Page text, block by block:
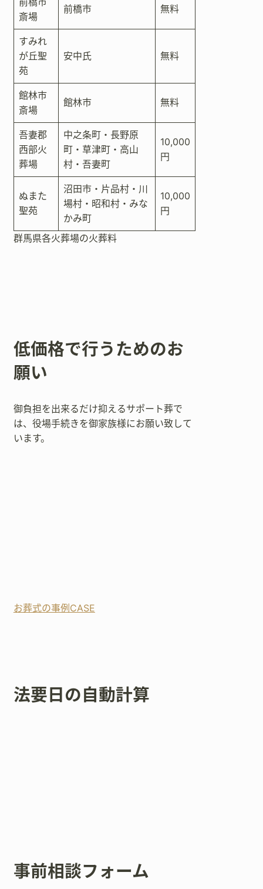
斎場
前橋市 無料
すみれ
が丘聖
苑
安中氏 無料
館林市
斎場
館林市 無料
吾妻郡
西部火
葬場
中之条町・長野原
町・草津町・高山
村・吾妻町
10,000
円
ぬまた
聖苑
沼田市・片品村・川
場村・昭和村・みな
かみ町
10,000
円
群馬県各火葬場の火葬料
低価格で行うためのお
願い
御負担を出来るだけ抑えるサポート葬で
は、役場手続きを御家族様にお願い致して
います。
お葬式の事例CASE
法要日の自動計算
事前相談フォーム